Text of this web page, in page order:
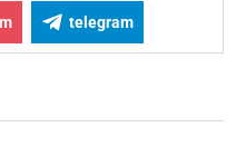
telegram